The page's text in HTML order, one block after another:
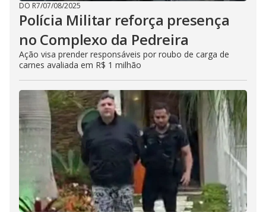
DO R7/07/08/2025
Polícia Militar reforça presença
no Complexo da Pedreira
Ação visa prender responsáveis por roubo de carga de
carnes avaliada em R$ 1 milhão